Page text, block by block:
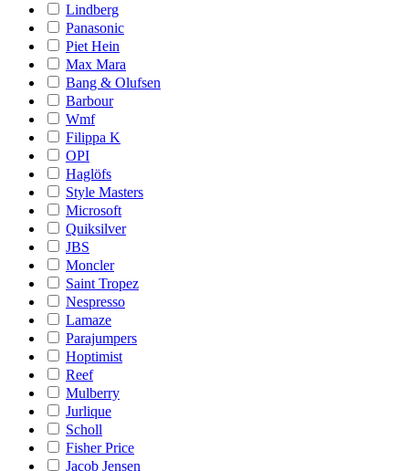
Lindberg
Panasonic
Piet Hein
Max Mara
Bang & Olufsen
Barbour
Wmf
Filippa K
OPI
Haglöfs
Style Masters
Microsoft
Quiksilver
JBS
Moncler
Saint Tropez
Nespresso
Lamaze
Parajumpers
Hoptimist
Reef
Mulberry
Jurlique
Scholl
Fisher Price
Jacob Jensen